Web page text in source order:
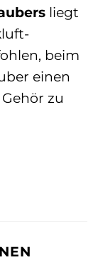
liegt
beim
einen
zu